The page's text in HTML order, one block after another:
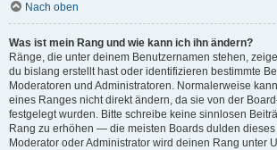
Nach oben
Was ist mein Rang und wie kann ich ihn ändern?
Ränge, die unter deinem Benutzernamen stehen,
du bislang erstellt hast oder identifizieren bestimmte
Moderatoren und Administratoren. Normalerweise
eines Ranges nicht direkt ändern, da sie von der
festgelegt wurden. Bitte schreibe keine sinnlosen
Rang zu erhöhen — die meisten Boards dulden
Moderator oder Administrator wird deinen Rang unter